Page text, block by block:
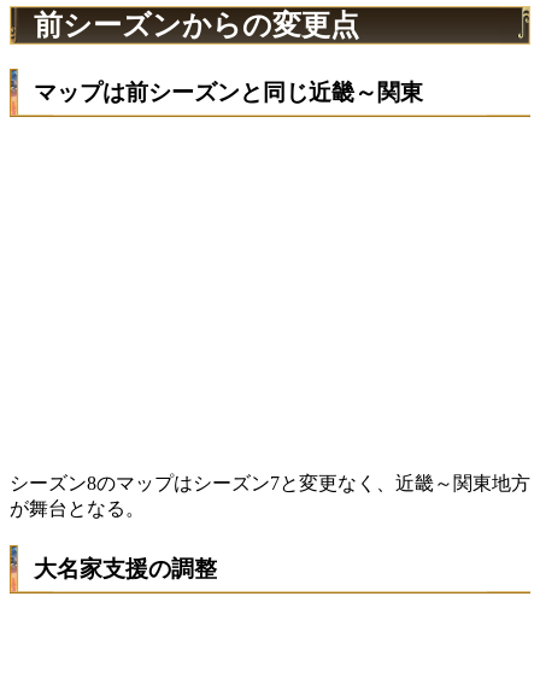
前シーズンからの変更点
マップは前シーズンと同じ近畿～関東
シーズン8のマップはシーズン7と変更なく、近畿～関東地方
が舞台となる。
大名家支援の調整